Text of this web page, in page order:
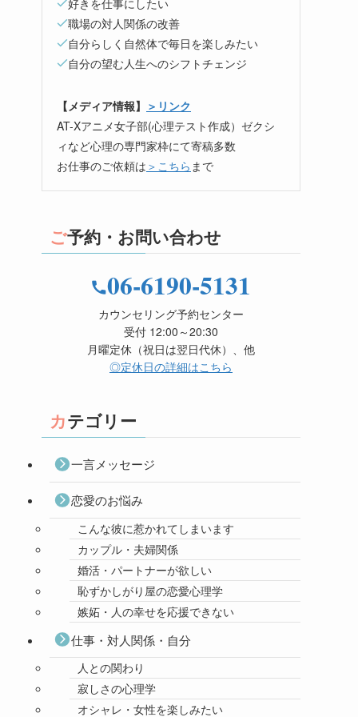
好きを仕事にしたい
職場の対人関係の改善
自分らしく自然体で毎日を楽しみたい
自分の望む人生へのシフトチェンジ
【メディア情報】 ＞リンク
AT-Xアニメ女子部(心理テスト作成）ゼクシ
ィなど心理の専門家枠にて寄稿多数
お仕事のご依頼は ＞こちら まで
ご予約・お問い合わせ
06-6190-5131
カウンセリング予約センター
受付 12:00～20:30
月曜定休（祝日は翌日代休）、他
◎定休日の詳細はこちら
カテゴリー
一言メッセージ
恋愛のお悩み
こんな彼に惹かれてしまいます
カップル・夫婦関係
婚活・パートナーが欲しい
恥ずかしがり屋の恋愛心理学
嫉妬・人の幸せを応援できない
仕事・対人関係・自分
人との関わり
寂しさの心理学
オシャレ・女性を楽しみたい